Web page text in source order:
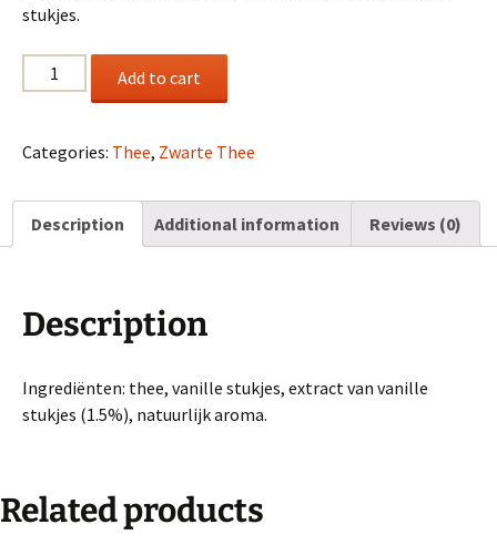
stukjes.
Vanille
quantity
Add to cart
Categories: Thee, Zwarte Thee
Description Additional information Reviews (0)
Description
Ingrediënten: thee, vanille stukjes, extract van vanille
stukjes (1.5%), natuurlijk aroma.
Related products